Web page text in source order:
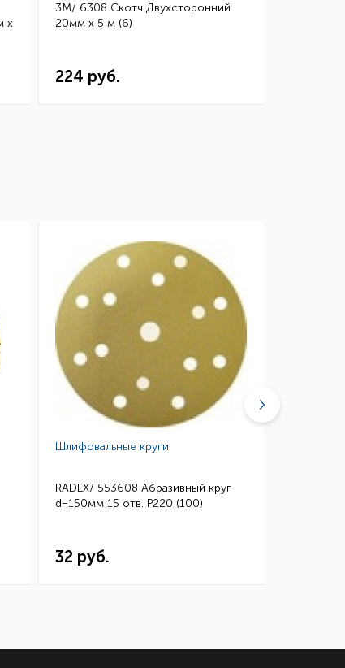
х
3M/ 6308 Скотч Двухсторонний
20мм х 5 м (6)
224 руб.
Шлифовальные круги
RADEX/ 553608 Абразивный круг
d=150мм 15 отв. Р220 (100)
32 руб.